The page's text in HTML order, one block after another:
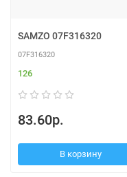
SAMZO 07F316320
07F316320
126
83.60р.
В корзину